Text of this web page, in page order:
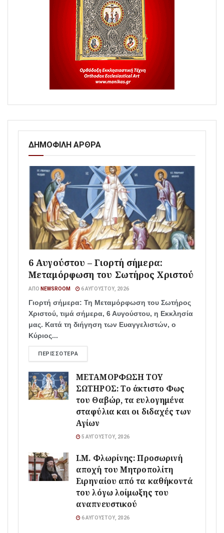
ΔΗΜΟΦΙΛΗ ΑΡΘΡΑ
6 Αυγούστου – Γιορτή σήμερα:
Μεταμόρφωση του Σωτήρος Χριστού
ΑΠΌ NEWSROOM 6 ΑΥΓΟΎΣΤΟΥ, 2026
Γιορτή σήμερα: Τη Μεταμόρφωση του Σωτήρος
Χριστού, τιμά σήμερα, 6 Αυγούστου, η Εκκλησία
μας. Κατά τη διήγηση των Ευαγγελιστών, ο
Κύριος...
ΠΕΡΙΣΣΌΤΕΡΑ
ΜΕΤΑΜΟΡΦΩΣΗ ΤΟΥ
ΣΩΤΗΡΟΣ: Το άκτιστο Φως
του Θαβώρ, τα ευλογημένα
σταφύλια και οι διδαχές των
Αγίων
5 ΑΥΓΟΎΣΤΟΥ, 2026
Ι.Μ. Φλωρίνης: Προσωρινή
αποχή του Μητροπολίτη
Ειρηναίου από τα καθήκοντά
του λόγω λοίμωξης του
αναπνευστικού
6 ΑΥΓΟΎΣΤΟΥ, 2026